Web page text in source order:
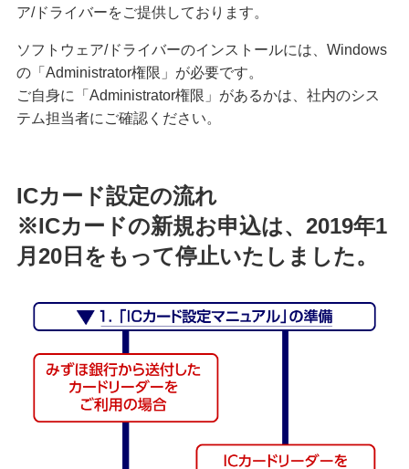
国際業務・外国為替取引
経営・事業支援
ア/ドライバーをご提供しております。
ソフトウェア/ドライバーのインストールには、Windows
の「Administrator権限」が必要です。
ご自身に「Administrator権限」があるかは、社内のシス
テム担当者にご確認ください。
ICカード設定の流れ
※ICカードの新規お申込は、2019年1
月20日をもって停止いたしました。